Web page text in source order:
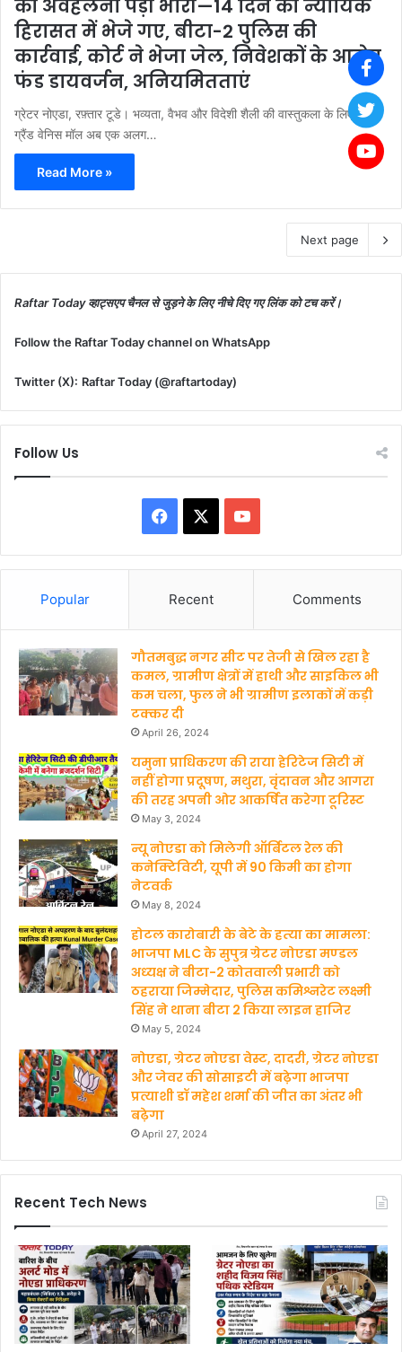
की अवहेलना पड़ी भारी—14 दिन की न्यायिक
हिरासत में भेजे गए, बीटा-2 पुलिस की
कार्रवाई, कोर्ट ने भेजा जेल, निवेशकों के आरोप
फंड डायवर्जन, अनियमितताएं
ग्रेटर नोएडा, रफ़्तार टूडे। भव्यता, वैभव और विदेशी शैली की वास्तुकला के लिए चर्चित
ग्रैंड वेनिस मॉल अब एक अलग…
Read More »
Next page
Raftar Today व्हाट्सएप चैनल से जुड़ने के लिए नीचे दिए गए लिंक को टच करें।
Follow the Raftar Today channel on WhatsApp
Twitter (X): Raftar Today (@raftartoday)
Follow Us
a
b
o
o
k
o
u
b
Popular Recent Comments
गौतमबुद्ध नगर सीट पर तेजी से खिल रहा है
कमल, ग्रामीण क्षेत्रों में हाथी और साइकिल भी
कम चला, फुल ने भी ग्रामीण इलाकों में कड़ी
टक्कर दी
April 26, 2024
यमुना प्राधिकरण की राया हेरिटेज सिटी में
नहीं होगा प्रदूषण, मथुरा, वृंदावन और आगरा
की तरह अपनी ओर आकर्षित करेगा टूरिस्ट
May 3, 2024
न्यू नोएडा को मिलेगी ऑर्बिटल रेल की
कनेक्टिविटी, यूपी में 90 किमी का होगा
नेटवर्क
May 8, 2024
होटल कारोबारी के बेटे के हत्‍या का मामला:
भाजपा MLC के सुपुत्र ग्रेटर नोएडा मण्‍डल
अध्‍यक्ष ने बीटा-2 कोतवाली प्रभारी को
ठहराया जिम्मेदार, पुलिस कमिश्नरेट लक्ष्मी
सिंह ने थाना बीटा 2 किया लाइन हाजिर
May 5, 2024
नोएडा, ग्रेटर नोएडा वेस्ट, दादरी, ग्रेटर नोएडा
और जेवर की सोसाइटी में बढ़ेगा भाजपा
प्रत्याशी डॉ महेश शर्मा की जीत का अंतर भी
बढ़ेगा
April 27, 2024
Recent Tech News